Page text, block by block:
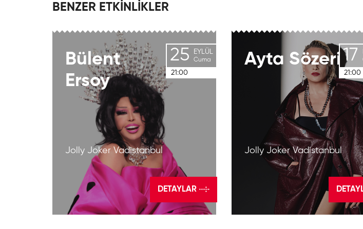
BENZER ETKİNLİKLER
Bülent
Ersoy
Jolly Joker Vadistanbul
25 EYLÜL
Cuma
21:00
DETAYLAR
Ayta Sözeri
Jolly Joker Vadistanbul
17
21:00